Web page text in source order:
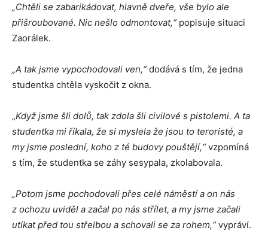
„Chtěli se zabarikádovat, hlavně dveře, vše bylo ale
přišroubované. Nic nešlo odmontovat,“popisuje situaci
Zaorálek.
„A tak jsme vypochodovali ven,“dodává s tím, že jedna
studentka chtěla vyskočit z okna.
„Když jsme šli dolů, tak zdola šli civilové s pistolemi. A ta
studentka mi říkala, že si myslela že jsou to teroristé, a
my jsme poslední, koho z té budovy pouštějí,“vzpomíná
s tím, že studentka se záhy sesypala, zkolabovala.
„Potom jsme pochodovali přes celé náměstí a on nás
z ochozu uviděl a začal po nás střílet, a my jsme začali
utíkat před tou střelbou a schovali se za rohem,“vypráví.